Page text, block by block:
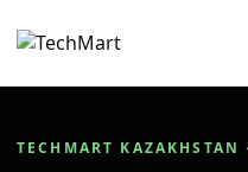
TECHMART